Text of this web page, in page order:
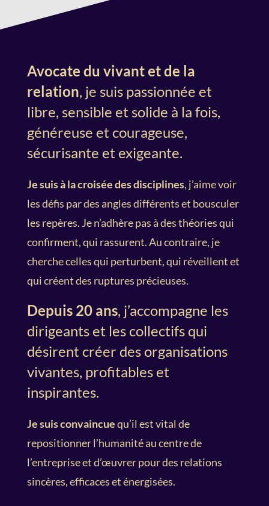
Avocate du vivant et de la
relation, je suis passionnée et
libre, sensible et solide à la fois,
généreuse et courageuse,
sécurisante et exigeante.
Je suis à la croisée des disciplines, j’aime voir
les défis par des angles différents et bousculer
les repères. Je n’adhère pas à des théories qui
confirment, qui rassurent. Au contraire, je
cherche celles qui perturbent, qui réveillent et
qui créent des ruptures précieuses.
Depuis 20 ans, j’accompagne les
dirigeants et les collectifs qui
désirent créer des organisations
vivantes, profitables et
inspirantes.
Je suis convaincuequ’il est vital de
repositionner l’humanité au centre de
l’entreprise et d’œuvrer pour des relations
sincères, efficaces et énergisées.